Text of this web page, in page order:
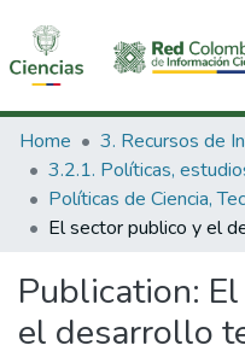
Communities & Collections
All of DSpace
Statistics
Home
Publication:
el desarrollo